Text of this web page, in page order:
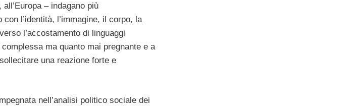
– indagano più
l’identità, l’immagine, il corpo, la
l’accostamento di linguaggi
ma quanto mai pregnante e a
una reazione forte e
nell’analisi politico sociale dei